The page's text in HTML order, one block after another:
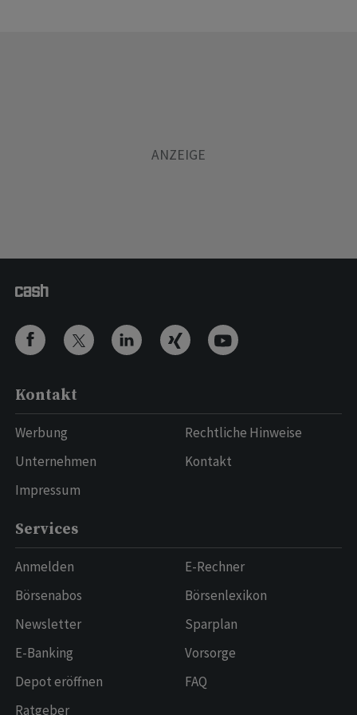
Kontakt
Werbung
Unternehmen
Impressum
Rechtliche Hinweise
Kontakt
Services
Anmelden
Börsenabos
Newsletter
E-Banking
Depot eröffnen
Ratgeber
E-Rechner
Börsenlexikon
Sparplan
Vorsorge
FAQ